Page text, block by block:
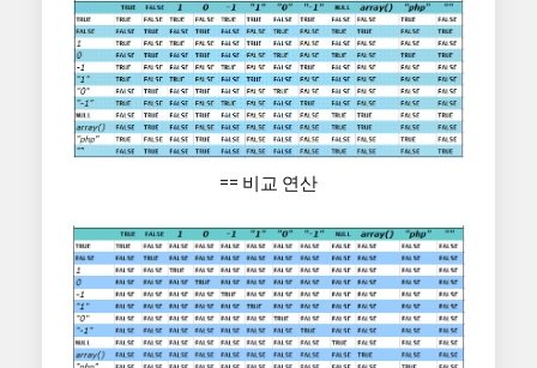
== 비교 연산